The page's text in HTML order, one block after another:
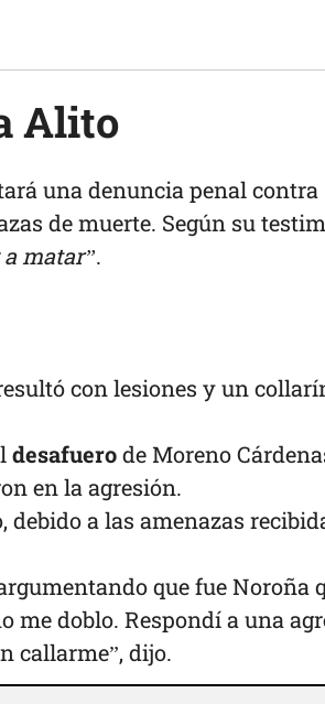
Alito
una denuncia penal contra
de muerte. Según su
matar”.
con lesiones y un
desafuerode Moreno
en la agresión.
a las amenazas
que fue Noroña
me doblo. Respondí a una
callarme”, dijo.